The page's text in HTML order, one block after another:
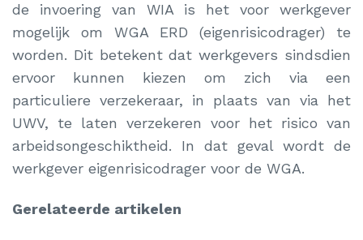
de invoering van WIA is het voor werkgever
mogelijk om WGA ERD (eigenrisicodrager) te
worden. Dit betekent dat werkgevers sindsdien
ervoor kunnen kiezen om zich via een
particuliere verzekeraar, in plaats van via het
UWV, te laten verzekeren voor het risico van
arbeidsongeschiktheid. In dat geval wordt de
werkgever eigenrisicodrager voor de WGA.
Gerelateerde artikelen